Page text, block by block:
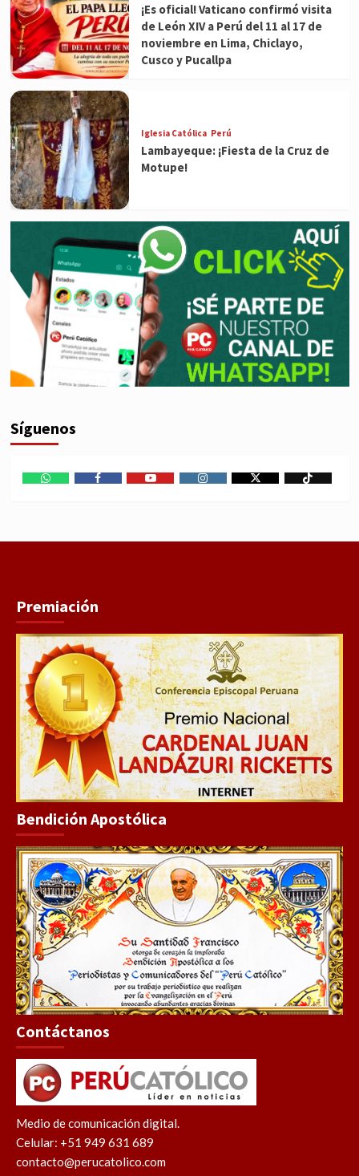
¡Es oficial! Vaticano confirmó visita
de León XIV a Perú del 11 al 17 de
noviembre en Lima, Chiclayo,
Cusco y Pucallpa
Iglesia Católica Perú
Lambayeque: ¡Fiesta de la Cruz de
Motupe!
Síguenos
Premiación
Bendición Apostólica
Contáctanos
Medio de comunicación digital.
Celular: +51 949 631 689
contacto@perucatolico.com